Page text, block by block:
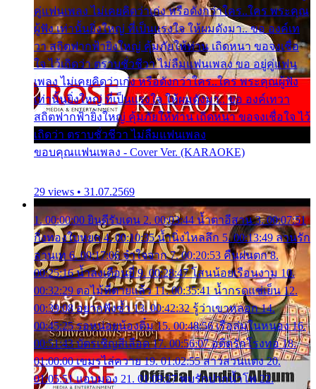
คู่แฟนเพลง ไม่เคยคิดว่าเก่ง หรือดังกว่าใคร..ใคร พระคุณ
ผู้ฟัง เท่านั้นยิ่งใหญ่ ที่เป็นแรงใจ ให้ผมดังมา.. ขอ องค์เท
วา สถิตฟากฟ้ายิ่งใหญ่ คุ้มภัยให้ท่าน เถิดหนา ขอจงเชื่อ
ใจ ไว้เถิดว่า ตราบชั่วชีวา ไม่ลืมแฟนเพลง ขอ อยู่คู่แฟน
เพลง ไม่เคยคิดว่าเก่ง หรือดังกว่าใคร..ใคร พระคุณผู้ฟัง
เท่านั้นยิ่งใหญ่ ที่เป็นแรงใจ ให้ผมดังมา.. ขอ องค์เทวา
สถิตฟากฟ้ายิ่งใหญ่ คุ้มภัยให้ท่าน เถิดหนา ขอจงเชื่อใจ ไว้
เถิดว่า ตราบชั่วชีวา ไม่ลืมแฟนเพลง
ขอบคุณแฟนเพลง - Cover Ver. (KARAOKE)
29 views • 31.07.2569
1. 00:00:00 ยินดีรับเดน 2. 00:03:44 น้ำตาอีสาน 3. 00:07:51
กิ่งทองใบหยก 4. 00:10:35 น้ำนิ่งไหลลึก 5. 00:13:49 ลานรัก
ลานเท 6. 00:17:06 จำใจจาก 7. 00:20:53 คืนฝนตก 8.
00:25:16 น้ำลงเดือนยี่ 9. 00:28:47 โสนน้อยเรือนงาม 10.
00:32:29 ตอไม้ที่ตายแล้ว 11. 00:35:41 น้ำกรดแช่เย็น 12.
00:39:08 อยากฟังซ้ำ 13. 00:42:32 รู้ว่าเขาหลอก 14.
00:45:25 รอหน่อยน้องติ๋ม 15. 00:48:56 เรือล่มในหนอง 16.
00:51:43 บัตรเชิญสีเลือด 17. 00:56:07 อดีตรักโรงทอ 18.
01:00:00 เขมรไล่ควาย 19. 01:02:55 สาวสวนแตง 20.
01:05:51 แอบมอง 21. 01:09:27 พบรักปากน้ำโพ 22.